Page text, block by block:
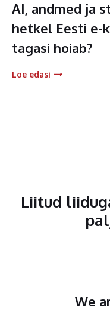
AI, andmed ja
hetkel Eesti e-
tagasi hoiab?
Loe edasi
Liitud
We